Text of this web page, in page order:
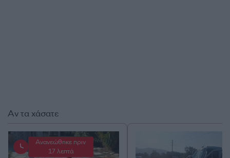
Αν τα χάσατε
Ανανεώθηκε πριν
17 λεπτά